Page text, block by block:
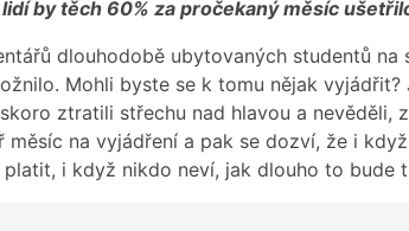
by těch 60% za pročekaný měsíc
dlouhodobě ubytovaných studentů na
Mohli byste se k tomu nějak vyjádřit?
ztratili střechu nad hlavou a nevěděli,
na vyjádření a pak se dozví, že i
i když nikdo neví, jak dlouho to bude